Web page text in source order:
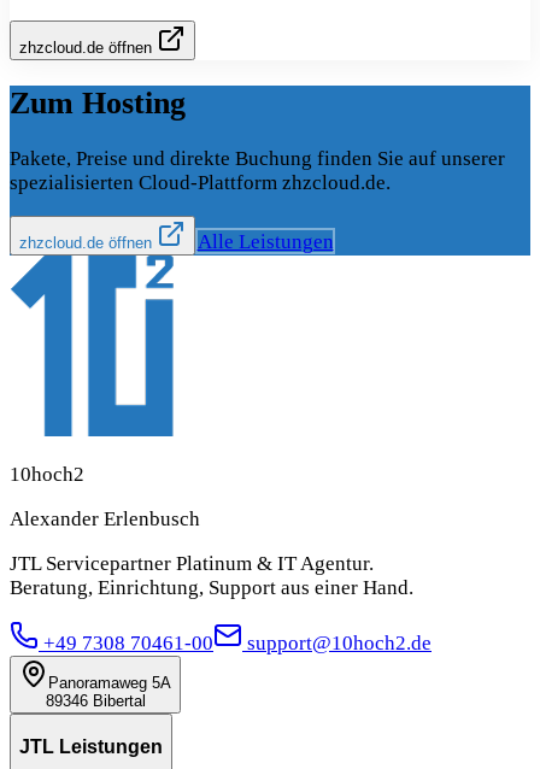
zhzcloud.de öffnen
Zum Hosting
Pakete, Preise und direkte Buchung finden Sie auf unserer
spezialisierten Cloud-Plattform zhzcloud.de.
zhzcloud.de öffnen Alle Leistungen
10hoch2
Alexander Erlenbusch
JTL Servicepartner Platinum & IT Agentur.
Beratung, Einrichtung, Support aus einer Hand.
+49 7308 70461-00 support@10hoch2.de
Panoramaweg 5A
89346 Bibertal
JTL Leistungen